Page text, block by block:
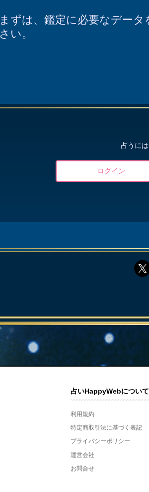
まずは、鑑定に必要なデー
さい。
占うに
ログイン
占いHappyWebについて
利用規約
特定商取引法に基づく表記
プライバシーポリシー
運営会社
お問合せ